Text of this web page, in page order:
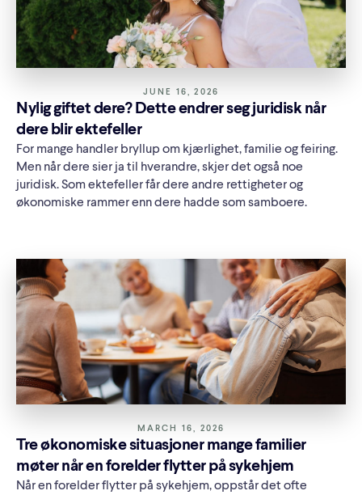
JUNE 16, 2026
Nylig giftet dere? Dette endrer seg juridisk når
dere blir ektefeller
For mange handler bryllup om kjærlighet, familie og feiring.
Men når dere sier ja til hverandre, skjer det også noe
juridisk. Som ektefeller får dere andre rettigheter og
økonomiske rammer enn dere hadde som samboere.
MARCH 16, 2026
Tre økonomiske situasjoner mange familier
møter når en forelder flytter på sykehjem
Når en forelder flytter på sykehjem, oppstår det ofte